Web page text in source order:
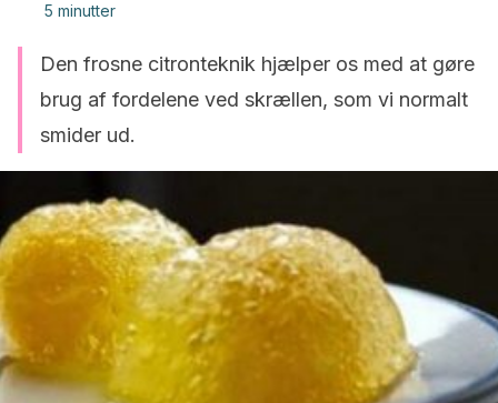
5 minutter
Den frosne citronteknik hjælper os med at gøre
brug af fordelene ved skrællen, som vi normalt
smider ud.